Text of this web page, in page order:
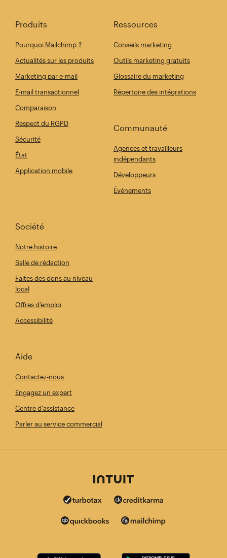
Produits
Pourquoi Mailchimp ?
Actualités sur les produits
Marketing par e-mail
E-mail transactionnel
Comparaison
Respect du RGPD
Sécurité
État
Application mobile
Ressources
Conseils marketing
Outils marketing gratuits
Glossaire du marketing
Répertoire des intégrations
Communauté
Agences et travailleurs
indépendants
Développeurs
Événements
Société
Notre histoire
Salle de rédaction
Faites des dons au niveau
local
Offres d'emploi
Accessibilité
Aide
Contactez-nous
Engagez un expert
Centre d'assistance
Parler au service commercial